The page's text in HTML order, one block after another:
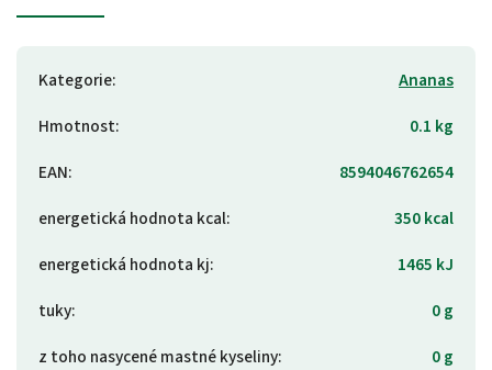
Kategorie:
Ananas
Hmotnost:
0.1 kg
EAN:
8594046762654
energetická hodnota kcal:
350 kcal
energetická hodnota kj:
1465 kJ
tuky:
0 g
z toho nasycené mastné kyseliny:
0 g